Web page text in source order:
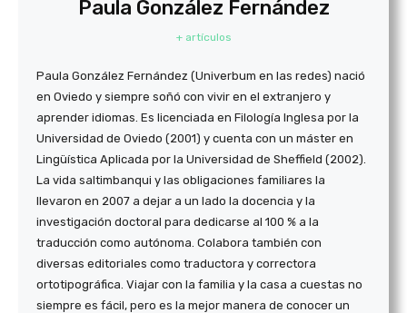
Paula González Fernández
+ artículos
Paula González Fernández (Univerbum en las redes) nació
en Oviedo y siempre soñó con vivir en el extranjero y
aprender idiomas. Es licenciada en Filología Inglesa por la
Universidad de Oviedo (2001) y cuenta con un máster en
Lingüística Aplicada por la Universidad de Sheffield (2002).
La vida saltimbanqui y las obligaciones familiares la
llevaron en 2007 a dejar a un lado la docencia y la
investigación doctoral para dedicarse al 100 % a la
traducción como autónoma. Colabora también con
diversas editoriales como traductora y correctora
ortotipográfica. Viajar con la familia y la casa a cuestas no
siempre es fácil, pero es la mejor manera de conocer un